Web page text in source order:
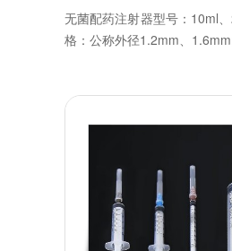
无菌配药注射器型号：10ml
格：公称外径1.2mm、